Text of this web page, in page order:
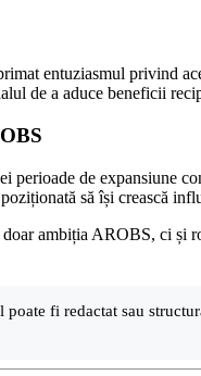
entuziasmul privind
de a aduce beneficii
perioade de expansiune
să își crească
ambiția AROBS, ci
poate fi redactat sau